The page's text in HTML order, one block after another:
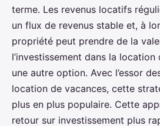
terme. Les revenus locatifs
un flux de revenus stable et, à
propriété peut prendre de la
l’investissement dans la
une autre option. Avec l’essor
location de vacances, cette
plus en plus populaire. Cette
retour sur investissement plus